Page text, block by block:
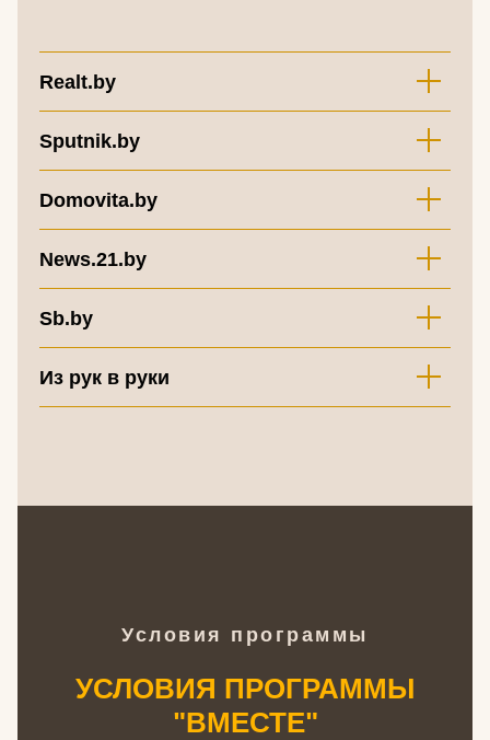
Realt.by
Sputnik.by
Domovita.by
News.21.by
Sb.by
Из рук в руки
Условия программы
УСЛОВИЯ ПРОГРАММЫ
"ВМЕСТЕ"